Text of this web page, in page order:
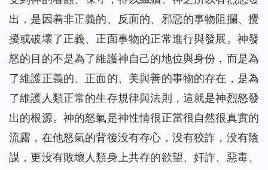
出，是因着非正義的、反面的、邪惡的事物阻攔、攪
擾或破壞了正義、正面事物的正常進行與發展。神發
怒的目的不是為了維護神自己的地位與身份，而是為
了維護正義的、正面的、美與善的事物的存在，是為
了維護人類正常的生存規律與法則，這就是神烈怒發
出的根源。神的怒氣是神性情很正當很自然很真實的
流露，在他怒氣的背後没有存心，没有狡詐，没有陰
謀，更没有敗壞人類身上共存的欲望、奸詐、惡毒、